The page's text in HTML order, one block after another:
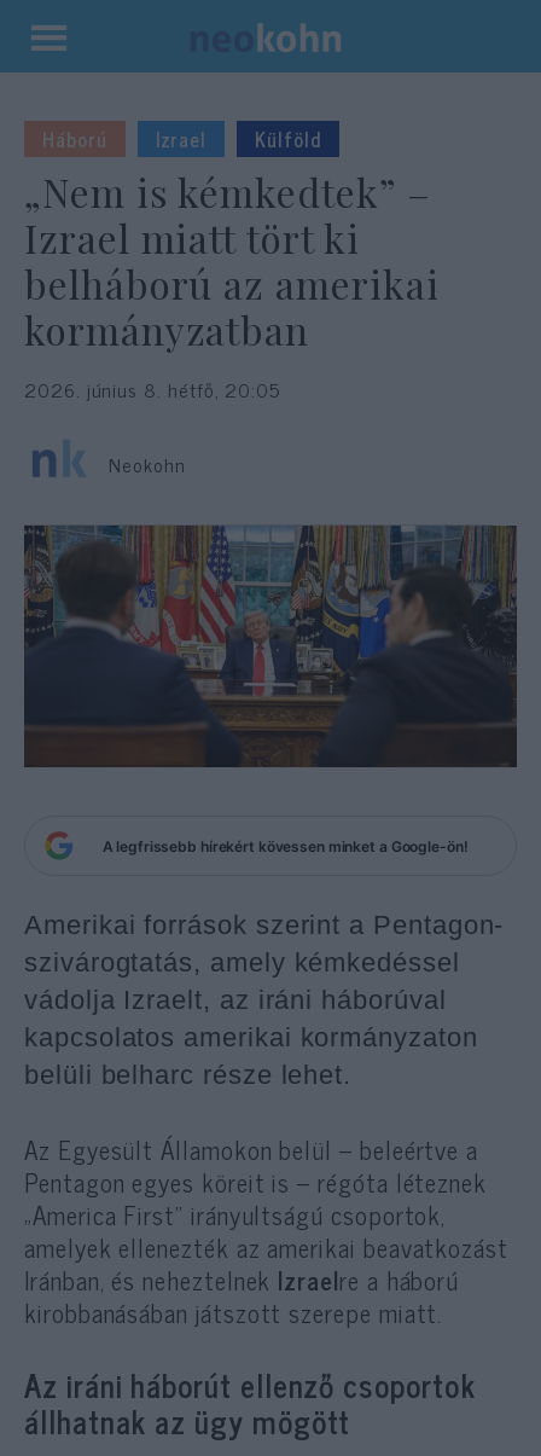
Kilépés
tartalomba
Háború Izrael Külföld
„Nem is kémkedtek” –
Izrael miatt tört ki
belháború az amerikai
kormányzatban
2026. június 8. hétfő, 20:05
Neokohn
A legfrissebb hírekért kövessen minket a Google-ön!
Amerikai források szerint a Pentagon-
szivárogtatás, amely kémkedéssel
vádolja Izraelt, az iráni háborúval
kapcsolatos amerikai kormányzaton
belüli belharc része lehet.
Az Egyesült Államokon belül – beleértve a
Pentagon egyes köreit is – régóta léteznek
„America First” irányultságú csoportok,
amelyek ellenezték az amerikai beavatkozást
Iránban, és neheztelnek Izraelre a háború
kirobbanásában játszott szerepe miatt.
Az iráni háborút ellenző csoportok
állhatnak az ügy mögött